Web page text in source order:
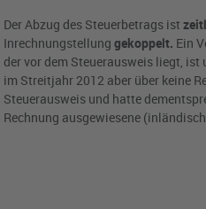
Der Abzug des Steuerbetrags ist
Inrechnungstellunggekoppelt. Ein
der vor dem Steuerausweis liegt,
im Streitjahr 2012 aber über keine
Steuerausweis und hatte
Rechnung ausgewiesene